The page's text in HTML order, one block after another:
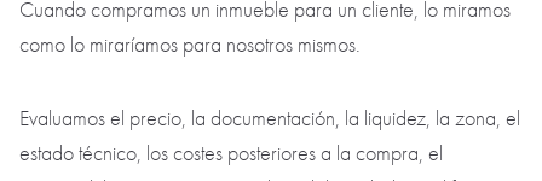
Y, en nuestro caso, las personas son el principal activo de la
Compramos como si fuera para nosotros. Vendemos
como si fuera nuestro.